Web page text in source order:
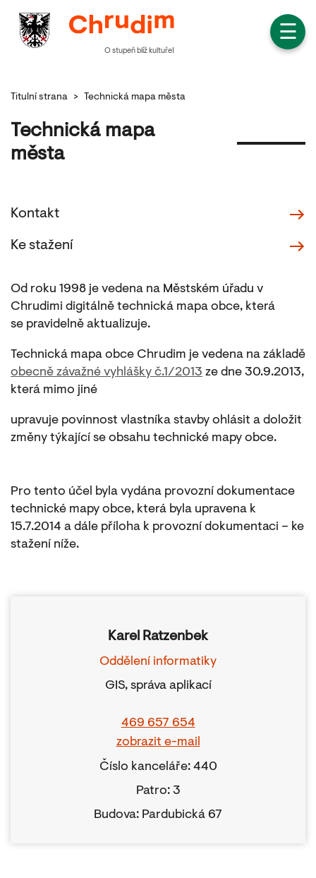
☰
O stupeň blíž kultuře!
Titulní strana > Technická mapa města
Technická mapa
města
Kontakt
Ke stažení
Od roku 1998 je vedena na Městském úřadu v
Chrudimi digitálně technická mapa obce, která
se pravidelně aktualizuje.
Technická mapa obce Chrudim je vedena na základě
obecně závažné vyhlášky č.1/2013 ze dne 30.9.2013,
která mimo jiné
upravuje povinnost vlastníka stavby ohlásit a doložit
změny týkající se obsahu technické mapy obce.
Pro tento účel byla vydána provozní dokumentace
technické mapy obce, která byla upravena k
15.7.2014 a dále příloha k provozní dokumentaci – ke
stažení níže.
Karel Ratzenbek
Oddělení informatiky
GIS, správa aplikací
469 657 654
zobrazit e-mail
Číslo kanceláře: 440
Patro: 3
Budova: Pardubická 67